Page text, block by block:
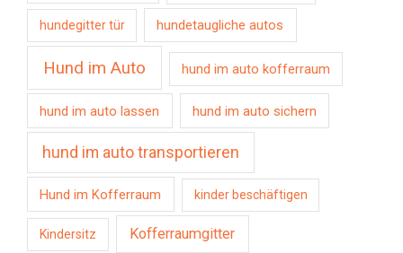
hundegitter tür hundetaugliche autos
Hund im Auto hund im auto kofferraum
hund im auto lassen hund im auto sichern
hund im auto transportieren
Hund im Kofferraum kinder beschäftigen
Kindersitz Kofferraumgitter